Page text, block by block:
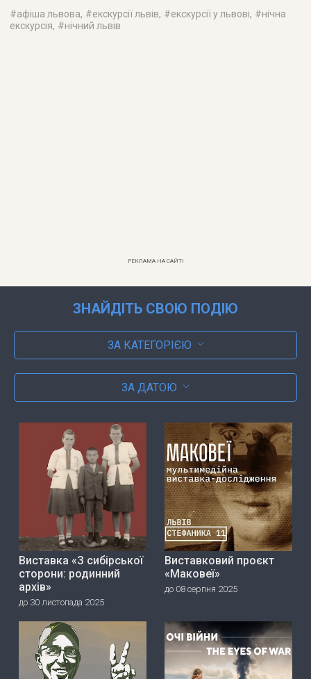
#афіша львова, #екскурсії львів, #екскурсії у львові, #нічна
екскурсія, #нічний львів
РЕКЛАМА НА САЙТІ
ЗНАЙДІТЬ СВОЮ ПОДІЮ
ЗА КАТЕГОРІЄЮ
ЗА ДАТОЮ
Виставка «З сибірської
сторони: родинний
архів»
до 30 листопада 2025
Виставковий проєкт
«Маковеї»
до 08 серпня 2025